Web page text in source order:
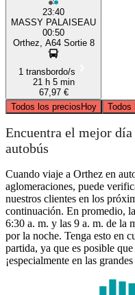
23:40
MASSY PALAISEAU
00:50
Orthez, A64 Sortie 8
1 transbordo/s
21 h 5 min
67,97 €
Todos los preciosHoy Todos
Encuentra el mejor
autobús
Cuando viaje a Orthez en
aglomeraciones, puede
nuestros clientes en los
continuación. En promedio,
6:30 a. m. y las 9 a. m. de la
por la noche. Tenga esto en
partida, ya que es posible
¡especialmente en las